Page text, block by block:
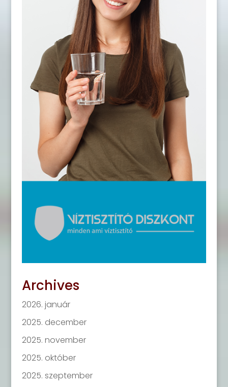
Archives
2026. január
2025. december
2025. november
2025. október
2025. szeptember